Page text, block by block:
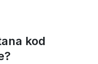
kod